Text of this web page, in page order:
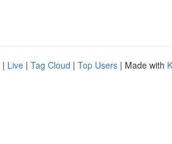
| Live | Tag Cloud | Top Users | Made with